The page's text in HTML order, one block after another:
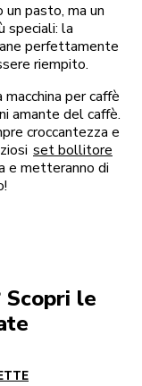
pasto, ma un
speciali: la
perfettamente
riempito.
macchina per caffè
amante del caffè.
croccantezza e
set bollitore
e metteranno di
le